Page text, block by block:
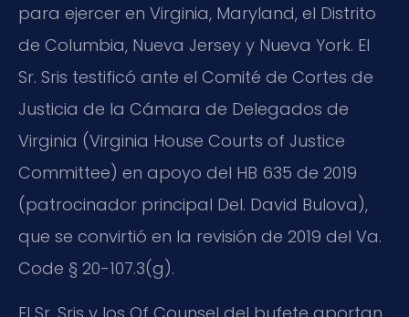
para ejercer en Virginia, Maryland, el Distrito
de Columbia, Nueva Jersey y Nueva York. El
Sr. Sris testificó ante el Comité de Cortes de
Justicia de la Cámara de Delegados de
Virginia (Virginia House Courts of Justice
Committee) en apoyo del HB 635 de 2019
(patrocinador principal Del. David Bulova),
que se convirtió en la revisión de 2019 del Va.
Code § 20-107.3(g).